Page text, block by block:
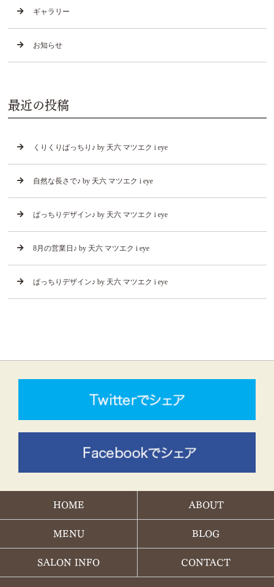
ギャラリー
お知らせ
最近の投稿
くりくりぱっちり♪ by 天六 マツエク i eye
自然な長さで♪ by 天六 マツエク i eye
ぱっちりデザイン♪ by 天六 マツエク i eye
8月の営業日♪ by 天六 マツエク i eye
ぱっちりデザイン♪ by 天六 マツエク i eye
HOME ABOUT
MENU BLOG
SALON INFO CONTACT